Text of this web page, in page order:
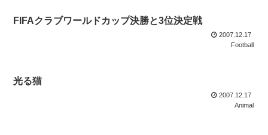
FIFAクラブワールドカップ決勝と3位決定戦
2007.12.17
Football
光る猫
2007.12.17
Animal